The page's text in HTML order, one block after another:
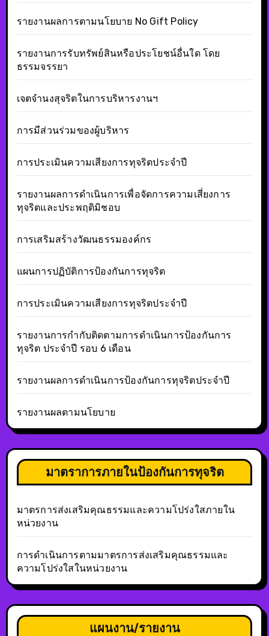
รายงานผลการตามนโยบาย No Gift Policy
รายงานการรับทรัพย์สินหรือประโยชน์อื่นใด โดย
ธรรมจรรยา
เจตจำนงสุจริตในการบริหารงานฯ
การมีส่วนร่วมของผู้บริหาร
การประเมินความเสียงการทุจริตประจำปี
รายงานผลการดำเนินการเพื่อจัดการความเสี่ยงการ
ทุจริตและประพฤติมิชอบ
การเสริมสร้างวัฒนธรรมองค์กร
แผนการปฏิบัติการป้องกันการทุจริต
การประเมินความเสียงการทุจริตประจำปี
รายงานการกำกับติดตามการดำเนินการป้องกันการ
ทุจริต ประจำปี รอบ 6 เดือน
รายงานผลการดำเนินการป้องกันการทุจริตประจำปี
รายงานผลตามนโยบาย
มาตราการภายในป้องกันการทุจริต
มาตรการส่งเสริมคุณธรรมและความโปร่งใสภายใน
หน่วยงาน
การดำเนินการตามมาตรการส่งเสริมคุณธรรมและ
ความโปร่งใสในหน่วยงาน
แผนงาน/รายงาน